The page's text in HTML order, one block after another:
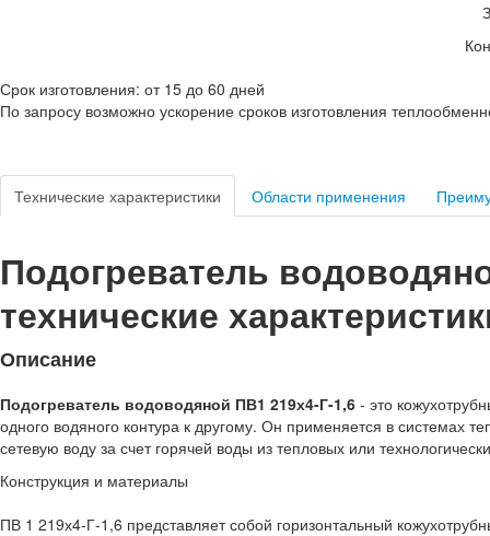
Срок изготовления: от 15 до 60 дней
По запросу возможно ускорение сроков изготовления
Технические характеристики Области применения
Подогреватель
технические
Описание
Подогреватель водоводяной ПВ1 219х4-Г-1,6 - это
одного водяного контура к другому. Он применяется в системах
сетевую воду за счет горячей воды из тепловых или
Конструкция и материалы
ПВ 1 219х4-Г-1,6 представляет собой горизонтальный